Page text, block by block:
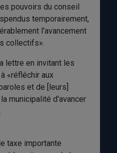
pouvoirs du conseil
temporairement,
l'avancement
collectifs».
lettre en invitant les
«réfléchir aux
et de [leurs]
municipalité d'avancer
taxe importante